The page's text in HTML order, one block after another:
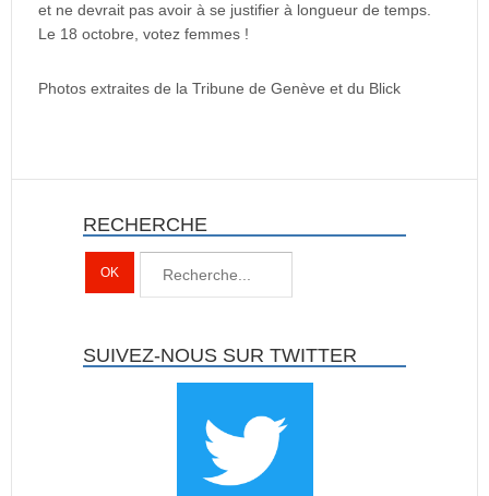
et ne devrait pas avoir à se justifier à longueur de temps.
Le 18 octobre, votez femmes !
Photos extraites de la Tribune de Genève et du Blick
RECHERCHE
SUIVEZ-NOUS SUR TWITTER